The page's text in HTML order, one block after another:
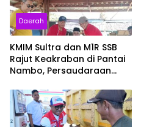
Daerah
KMIM Sultra dan M1R SSB
Rajut Keakraban di Pantai
Nambo, Persaudaraan
Solid